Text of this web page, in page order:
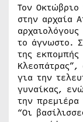
Τον
στην αρχαία
το άγνωστο.
της εκπομπής
για την
γυναίκας,
την πρεμιέρα
“Οι